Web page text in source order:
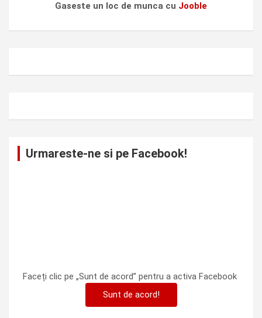
Gaseste un loc de munca cu Jooble
Urmareste-ne si pe Facebook!
Faceți clic pe „Sunt de acord” pentru a activa Facebook
Sunt de acord!